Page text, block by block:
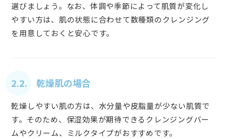
選びましょう。なお、体調や季節によって肌質が変化し
やすい方は、肌の状態に合わせて数種類のクレンジング
を用意しておくと安心です。
2.2. 乾燥肌の場合
乾燥しやすい肌の方は、水分量や皮脂量が少ない肌質で
す。そのため、保湿効果が期待できるクレンジングバー
ムやクリーム、ミルクタイプがおすすめです。